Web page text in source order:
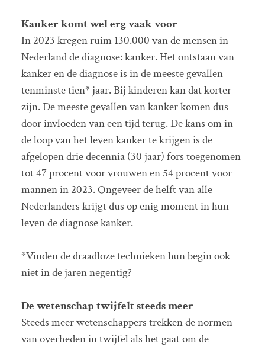
Kanker komt wel erg vaak voor
In 2023 kregen ruim 130.000 van de mensen in
Nederland de diagnose: kanker. Het ontstaan van
kanker en de diagnose is in de meeste gevallen
tenminste tien* jaar. Bij kinderen kan dat korter
zijn. De meeste gevallen van kanker komen dus
door invloeden van een tijd terug. De kans om in
de loop van het leven kanker te krijgen is de
afgelopen drie decennia (30 jaar) fors toegenomen
tot 47 procent voor vrouwen en 54 procent voor
mannen in 2023. Ongeveer de helft van alle
Nederlanders krijgt dus op enig moment in hun
leven de diagnose kanker.
*Vinden de draadloze technieken hun begin ook
niet in de jaren negentig?
De wetenschap twijfelt steeds meer
Steeds meer wetenschappers trekken de normen
van overheden in twijfel als het gaat om de